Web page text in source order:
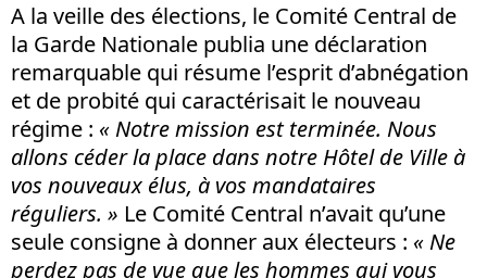
A la veille des élections, le Comité Central de
la Garde Nationale publia une déclaration
remarquable qui résume l’esprit d’abnégation
et de probité qui caractérisait le nouveau
régime : «Notre mission est terminée. Nous
allons céder la place dans notre Hôtel de Ville à
vos nouveaux élus, à vos mandataires
réguliers. » Le Comité Central n’avait qu’une
seule consigne à donner aux électeurs : «Ne
perdez pas de vue que les hommes qui vous